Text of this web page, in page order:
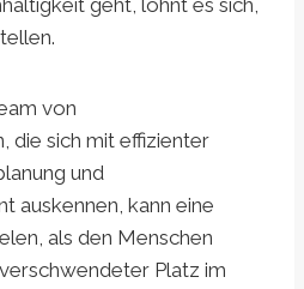
geht, lohnt es sich,
von
die sich mit effizienter
und
auskennen, kann eine
als den Menschen
Platz im